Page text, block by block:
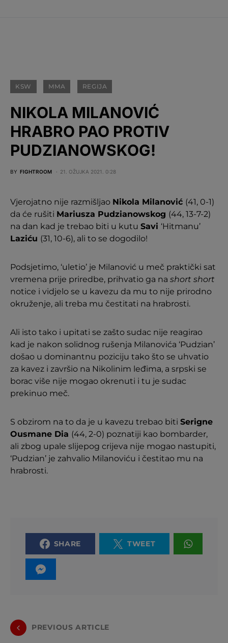
KSW MMA REGIJA
NIKOLA MILANOVIĆ
HRABRO PAO PROTIV
PUDZIANOWSKOG!
BY FIGHTROOM 21. OŽUJKA 2021. 0:28
Vjerojatno nije razmišljao Nikola Milanović (41, 0-1)
da će rušiti Mariusza Pudzianowskog (44, 13-7-2)
na dan kad je trebao biti u kutu Savi ‘Hitmanu’
Laziću (31, 10-6), ali to se dogodilo!
Podsjetimo, ‘uletio’ je Milanović u meč praktički sat
vremena prije priredbe, prihvatio ga na short short
notice i vidjelo se u kavezu da mu to nije prirodno
okruženje, ali treba mu čestitati na hrabrosti.
Ali isto tako i upitati se zašto sudac nije reagirao
kad je nakon solidnog rušenja Milanovića ‘Pudzian’
došao u dominantnu poziciju tako što se uhvatio
za kavez i završio na Nikolinim leđima, a srpski se
borac više nije mogao okrenuti i tu je sudac
prekinuo meč.
S obzirom na to da je u kavezu trebao biti Serigne
Ousmane Dia (44, 2-0) poznatiji kao bombarder,
ali zbog upale slijepog crijeva nije mogao nastupiti,
‘Pudzian’ je zahvalio Milanoviću i čestitao mu na
hrabrosti.
SHARE TWEET
PREVIOUS ARTICLE